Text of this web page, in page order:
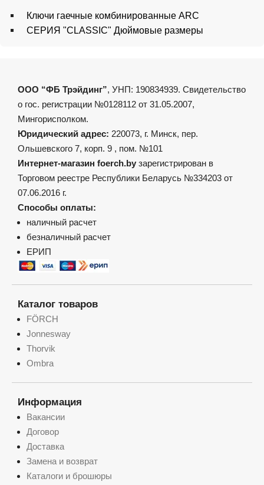
Ключи гаечные комбинированные ARC
СЕРИЯ "CLASSIC" Дюймовые размеры
ООО “ФБ Трэйдинг”, УНП: 190834939. Свидетельство
о гос. регистрации №0128112 от 31.05.2007,
Мингорисполком.
Юридический адрес: 220073, г. Минск, пер.
Ольшевского 7, корп. 9 , пом. №101
Интернет-магазин foerch.by зарегистрирован в
Торговом реестре Республики Беларусь №334203 от
07.06.2016 г.
Способы оплаты:
наличный расчет
безналичный расчет
ЕРИП
Каталог товаров
FÖRCH
Jonnesway
Thorvik
Ombra
Информация
Вакансии
Договор
Доставка
Замена и возврат
Каталоги и брошюры